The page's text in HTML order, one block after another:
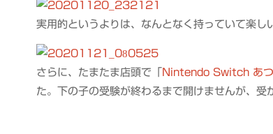
実用的というよりは、なんとなく持っていて楽し
さらに、たまたま店頭で「 Nintendo Switch あつ
た。下の子の受験が終わるまで開けませんが、